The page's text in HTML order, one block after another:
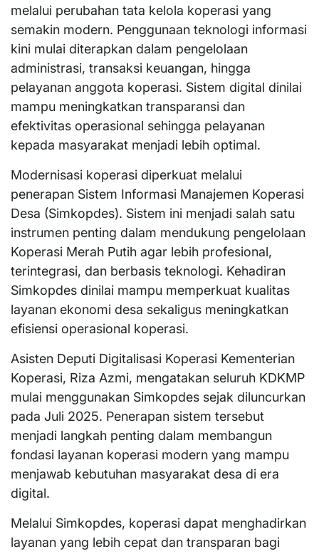
melalui perubahan tata kelola koperasi yang
semakin modern. Penggunaan teknologi informasi
kini mulai diterapkan dalam pengelolaan
administrasi, transaksi keuangan, hingga
pelayanan anggota koperasi. Sistem digital dinilai
mampu meningkatkan transparansi dan
efektivitas operasional sehingga pelayanan
kepada masyarakat menjadi lebih optimal.
Modernisasi koperasi diperkuat melalui
penerapan Sistem Informasi Manajemen Koperasi
Desa (Simkopdes). Sistem ini menjadi salah satu
instrumen penting dalam mendukung pengelolaan
Koperasi Merah Putih agar lebih profesional,
terintegrasi, dan berbasis teknologi. Kehadiran
Simkopdes dinilai mampu memperkuat kualitas
layanan ekonomi desa sekaligus meningkatkan
efisiensi operasional koperasi.
Asisten Deputi Digitalisasi Koperasi Kementerian
Koperasi, Riza Azmi, mengatakan seluruh KDKMP
mulai menggunakan Simkopdes sejak diluncurkan
pada Juli 2025. Penerapan sistem tersebut
menjadi langkah penting dalam membangun
fondasi layanan koperasi modern yang mampu
menjawab kebutuhan masyarakat desa di era
digital.
Melalui Simkopdes, koperasi dapat menghadirkan
layanan yang lebih cepat dan transparan bagi